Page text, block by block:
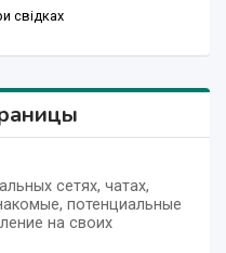
свідках
сетях, чатах,
потенциальные
на своих